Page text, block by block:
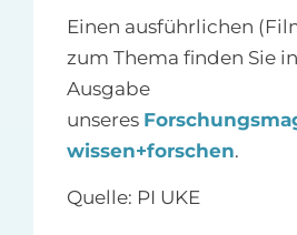
Einen ausführlichen
zum Thema finden Sie
Ausgabe
unseres
wissen+forschen.
Quelle: PI UKE